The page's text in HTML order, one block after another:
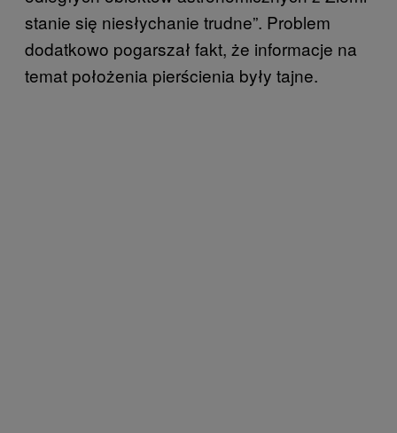
stanie się niesłychanie trudne”. Problem
dodatkowo pogarszał fakt, że informacje na
temat położenia pierścienia były tajne.